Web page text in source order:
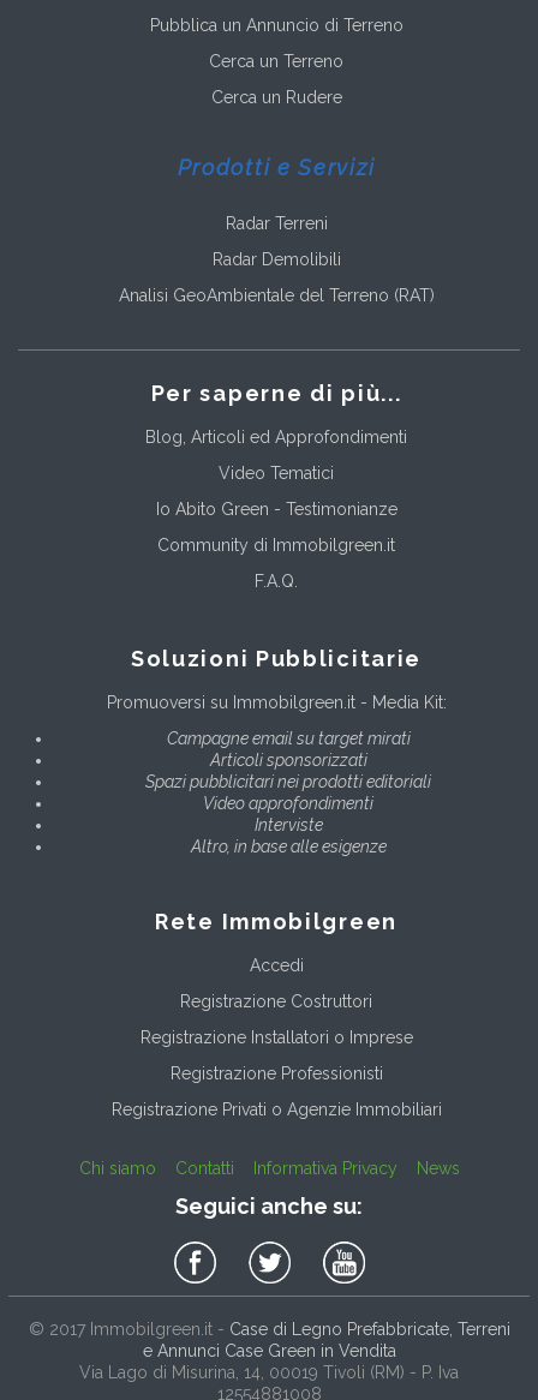
Pubblica un Annuncio di Terreno
Cerca un Terreno
Cerca un Rudere
Prodotti e Servizi
Radar Terreni
Radar Demolibili
Analisi GeoAmbientale del Terreno (RAT)
Per saperne di più...
Blog, Articoli ed Approfondimenti
Video Tematici
Io Abito Green - Testimonianze
Community di Immobilgreen.it
F.A.Q.
Soluzioni Pubblicitarie
Promuoversi su Immobilgreen.it - Media Kit:
Campagne email su target mirati
Articoli sponsorizzati
Spazi pubblicitari nei prodotti editoriali
Video approfondimenti
Interviste
Altro, in base alle esigenze
Rete Immobilgreen
Accedi
Registrazione Costruttori
Registrazione Installatori o Imprese
Registrazione Professionisti
Registrazione Privati o Agenzie Immobiliari
Chi siamo Contatti Informativa Privacy News
Seguici anche su:
© 2017 Immobilgreen.it- Case di Legno Prefabbricate, Terreni
e Annunci Case Green in Vendita
Via Lago di Misurina, 14 , 00019 Tivoli (RM) - P. Iva
12554881008